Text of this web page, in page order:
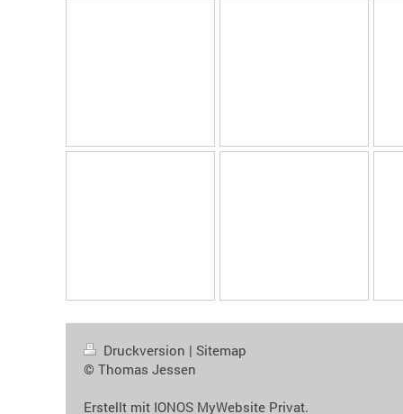
Druckversion | Sitemap
© Thomas Jessen
Erstellt mit IONOS MyWebsite Privat.